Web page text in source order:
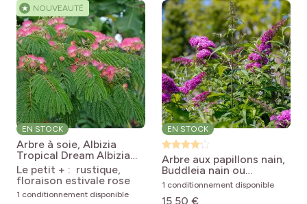
★ NOUVEAUTÉ
EN STOCK
Arbre à soie, Albizia
Tropical Dream Albizia
julibrissin Tropical Dream
Le petit + : rustique,
floraison estivale rose
1 conditionnement disponible
EN STOCK
Arbre aux papillons nain,
Buddleia nain ou
Buddleja davidii Nanho
Purple Buddleja x davidii
1 conditionnement disponible
15,50 €